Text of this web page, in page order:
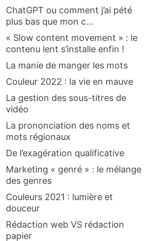
ChatGPT ou comment j’ai pété
plus bas que mon c…
« Slow content movement » : le
contenu lent s’installe enfin !
La manie de manger les mots
Couleur 2022 : la vie en mauve
La gestion des sous-titres de
vidéo
La prononciation des noms et
mots régionaux
De l’exagération qualificative
Marketing « genré » : le mélange
des genres
Couleurs 2021 : lumière et
douceur
Rédaction web VS rédaction
papier